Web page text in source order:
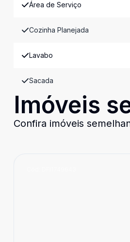
Área de Serviço
Cozinha Planejada
Lavabo
Sacada
Imóveis
Confira imóveis